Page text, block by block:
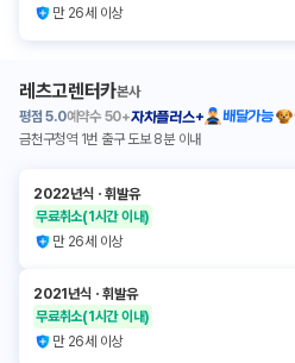
만 26세 이상
레츠고렌터카본사
평점 5.0예약수 50+자차플러스+ 배달가능
금천구청역 1번 출구 도보 8분 이내
2022년식 ㆍ휘발유
무료취소(1시간 이내)
만 26세 이상
2021년식 ㆍ휘발유
무료취소(1시간 이내)
만 26세 이상